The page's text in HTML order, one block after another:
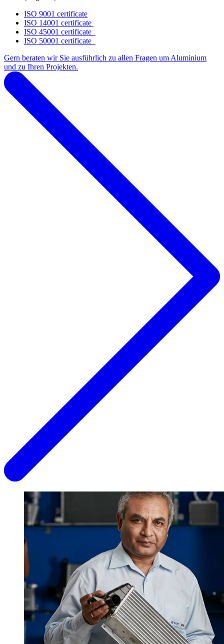
ISO 9001 certificate
ISO 14001 certificate
ISO 45001 certificate
ISO 50001 certificate
Gern beraten wir Sie ausführlich zu allen Fragen um Aluminium
und zu Ihren Projekten.